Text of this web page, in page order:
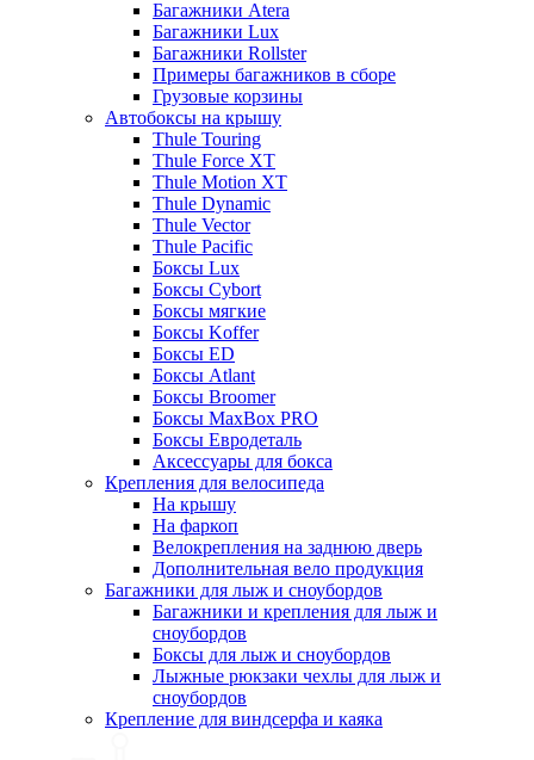
Багажники Atera
Багажники Lux
Багажники Rollster
Примеры багажников в сборе
Грузовые корзины
Автобоксы на крышу
Thule Touring
Thule Force XT
Thule Motion XT
Thule Dynamic
Thule Vector
Thule Pacific
Боксы Lux
Боксы Cybort
Боксы мягкие
Боксы Koffer
Боксы ED
Боксы Atlant
Боксы Broomer
Боксы MaxBox PRO
Боксы Евродеталь
Аксессуары для бокса
Крепления для велосипеда
На крышу
На фаркоп
Велокрепления на заднюю дверь
Дополнительная вело продукция
Багажники для лыж и сноубордов
Багажники и крепления для лыж и
сноубордов
Боксы для лыж и сноубордов
Лыжные рюкзаки чехлы для лыж и
сноубордов
Крепление для виндсерфа и каяка